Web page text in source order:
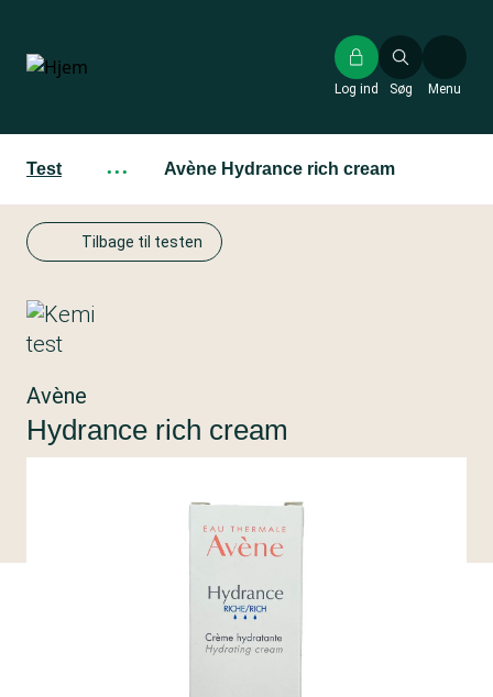
hovedindhold
Søg
Log ind Menu
Test ··· Avène Hydrance rich cream
Tilbage til testen
Avène
Hydrance rich cream